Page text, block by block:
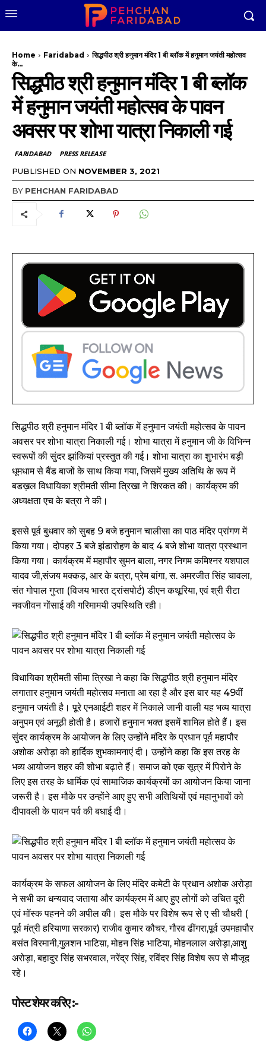
Home Faridabad
सिद्धपीठ श्री हनुमान मंदिर 1 बी ब्लॉक में हनुमान जयंती महोत्सव
के...
सिद्धपीठ श्री हनुमान मंदिर 1 बी ब्लॉक
में हनुमान जयंती महोत्सव के पावन
अवसर पर शोभा यात्रा निकाली गई
FARIDABAD PRESS RELEASE
PUBLISHED ON NOVEMBER 3, 2021
BY PEHCHAN FARIDABAD
सिद्धपीठ श्री हनुमान मंदिर 1 बी ब्लॉक में हनुमान जयंती महोत्सव के पावन
अवसर पर शोभा यात्रा निकाली गई। शोभा यात्रा में हनुमान जी के विभिन्न
स्वरूपों की सुंदर झांकियां प्रस्तुत की गई। शोभा यात्रा का शुभारंभ बड़ी
धूमधाम से बैंड बाजों के साथ किया गया, जिसमें मुख्य अतिथि के रूप में
बडख़ल विधायिका श्रीमती सीमा त्रिखा ने शिरकत की। कार्यक्रम की
अध्यक्षता एच के बत्रा ने की।
इससे पूर्व बुधवार को सुबह 9 बजे हनुमान चालीसा का पाठ मंदिर प्रांगण में
किया गया। दोपहर 3 बजे झंडारोहण के बाद 4 बजे शोभा यात्रा प्रस्थान
किया गया। कार्यक्रम में महापौर सुमन बाला, नगर निगम कमिश्नर यशपाल
यादव जी,संजय मक्कड़, आर के बत्रा, प्रेम बांगा, स. अमरजीत सिंह चावला,
संत गोपाल गुप्ता (विजय भारत ट्रांसपोर्ट) डीएन कथूरिया, एवं श्री रीटा
नवजीवन गोंसाई की गरिमामयी उपस्थिति रही।
विधायिका श्रीमती सीमा त्रिखा ने कहा कि सिद्धपीठ श्री हनुमान मंदिर
लगातार हनुमान जयंती महोत्सव मनाता आ रहा है और इस बार यह 49वीं
हनुमान जयंती है। पूरे एनआईटी शहर में निकाले जानी वाली यह भव्य यात्रा
अनुपम एवं अनूठी होती है। हजारों हनुमान भक्त इसमें शामिल होते हैं। इस
सुंदर कार्यक्रम के आयोजन के लिए उन्होंने मंदिर के प्रधान पूर्व महापौर
अशोक अरोड़ा को हार्दिक शुभकामनाएं दी। उन्होंने कहा कि इस तरह के
भव्य आयोजन शहर की शोभा बढ़ाते हैं। समाज को एक सूत्र में पिरोने के
लिए इस तरह के धार्मिक एवं सामाजिक कार्यक्रमों का आयोजन किया जाना
जरूरी है। इस मौके पर उन्होंने आए हुए सभी अतिथियों एवं महानुभावों को
दीपावली के पावन पर्व की बधाई दी।
कार्यक्रम के सफल आयोजन के लिए मंदिर कमेटी के प्रधान अशोक अरोड़ा
ने सभी का धन्यवाद जताया और कार्यक्रम में आए हुए लोगों को उचित दूरी
एवं मॉस्क पहनने की अपील की। इस मौके पर विशेष रूप से ए सी चौधरी (
पूर्व मंत्री हरियाणा सरकार) राजीव कुमार कौचर, गौरव ढींगरा,पूर्व उपमहापौर
बसंत विरमानी,गुलशन भाटिय़ा, मोहन सिंह भाटिया, मोहनलाल अरोड़ा,आशु
अरोड़ा, बहादुर सिंह सभरवाल, नरेंद्र सिंह, रविंदर सिंह विशेष रूप से मौजूद
रहे।
पोस्ट शेयर करिए :-